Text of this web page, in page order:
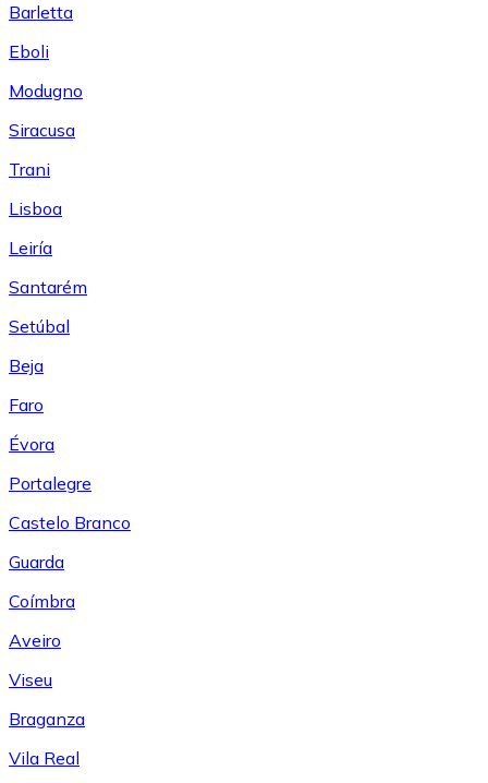
Barletta
Eboli
Modugno
Siracusa
Trani
Lisboa
Leiría
Santarém
Setúbal
Beja
Faro
Évora
Portalegre
Castelo Branco
Guarda
Coímbra
Aveiro
Viseu
Braganza
Vila Real